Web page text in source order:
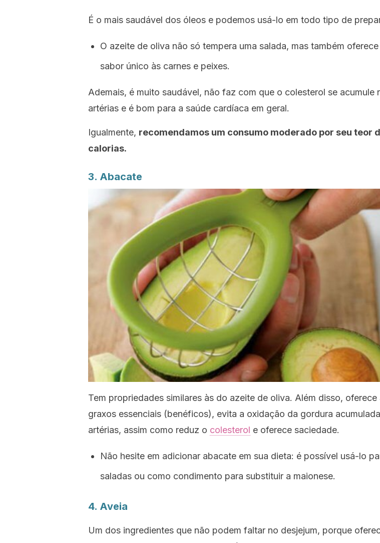
É o mais saudável dos óleos e podemos usá-lo em todo tipo de
O azeite de oliva não só tempera uma salada, mas também oferece
sabor único às carnes e peixes.
Ademais, é muito saudável, não faz com que o colesterol se acumule
artérias e é bom para a saúde cardíaca em geral.
Igualmente, recomendamos um consumo moderado por seu teor
calorias.
3. Abacate
Tem propriedades similares às do azeite de oliva. Além disso, oferece
graxos essenciais (benéficos), evita a oxidação da gordura
artérias, assim como reduz o colesterol e oferece saciedade.
Não hesite em adicionar abacate em sua dieta: é possível usá-lo
saladas ou como condimento para substituir a maionese.
4. Aveia
Um dos ingredientes que não podem faltar no desjejum, porque